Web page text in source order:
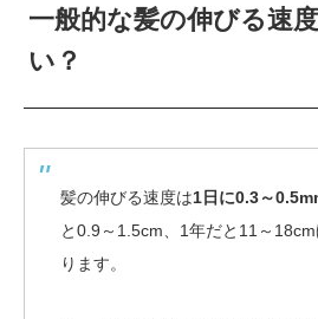
一般的な髪の伸びる速
い？
髪の伸びる速度は1日に0.3～
と0.9～1.5cm、1年だと11～
ります。